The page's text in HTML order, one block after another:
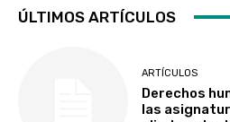
ÚLTIMOS ARTÍCULOS
ARTÍCULOS
Derechos
las